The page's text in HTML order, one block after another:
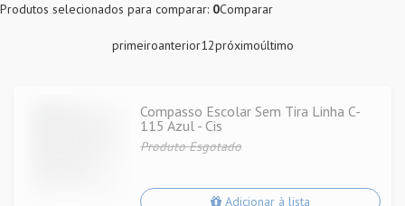
Produtos selecionados para comparar: 0Comparar
primeiroanterior12próximoúltimo
Compasso Escolar Sem Tira Linha C-
115 Azul - Cis
Produto Esgotado
Adicionar à lista